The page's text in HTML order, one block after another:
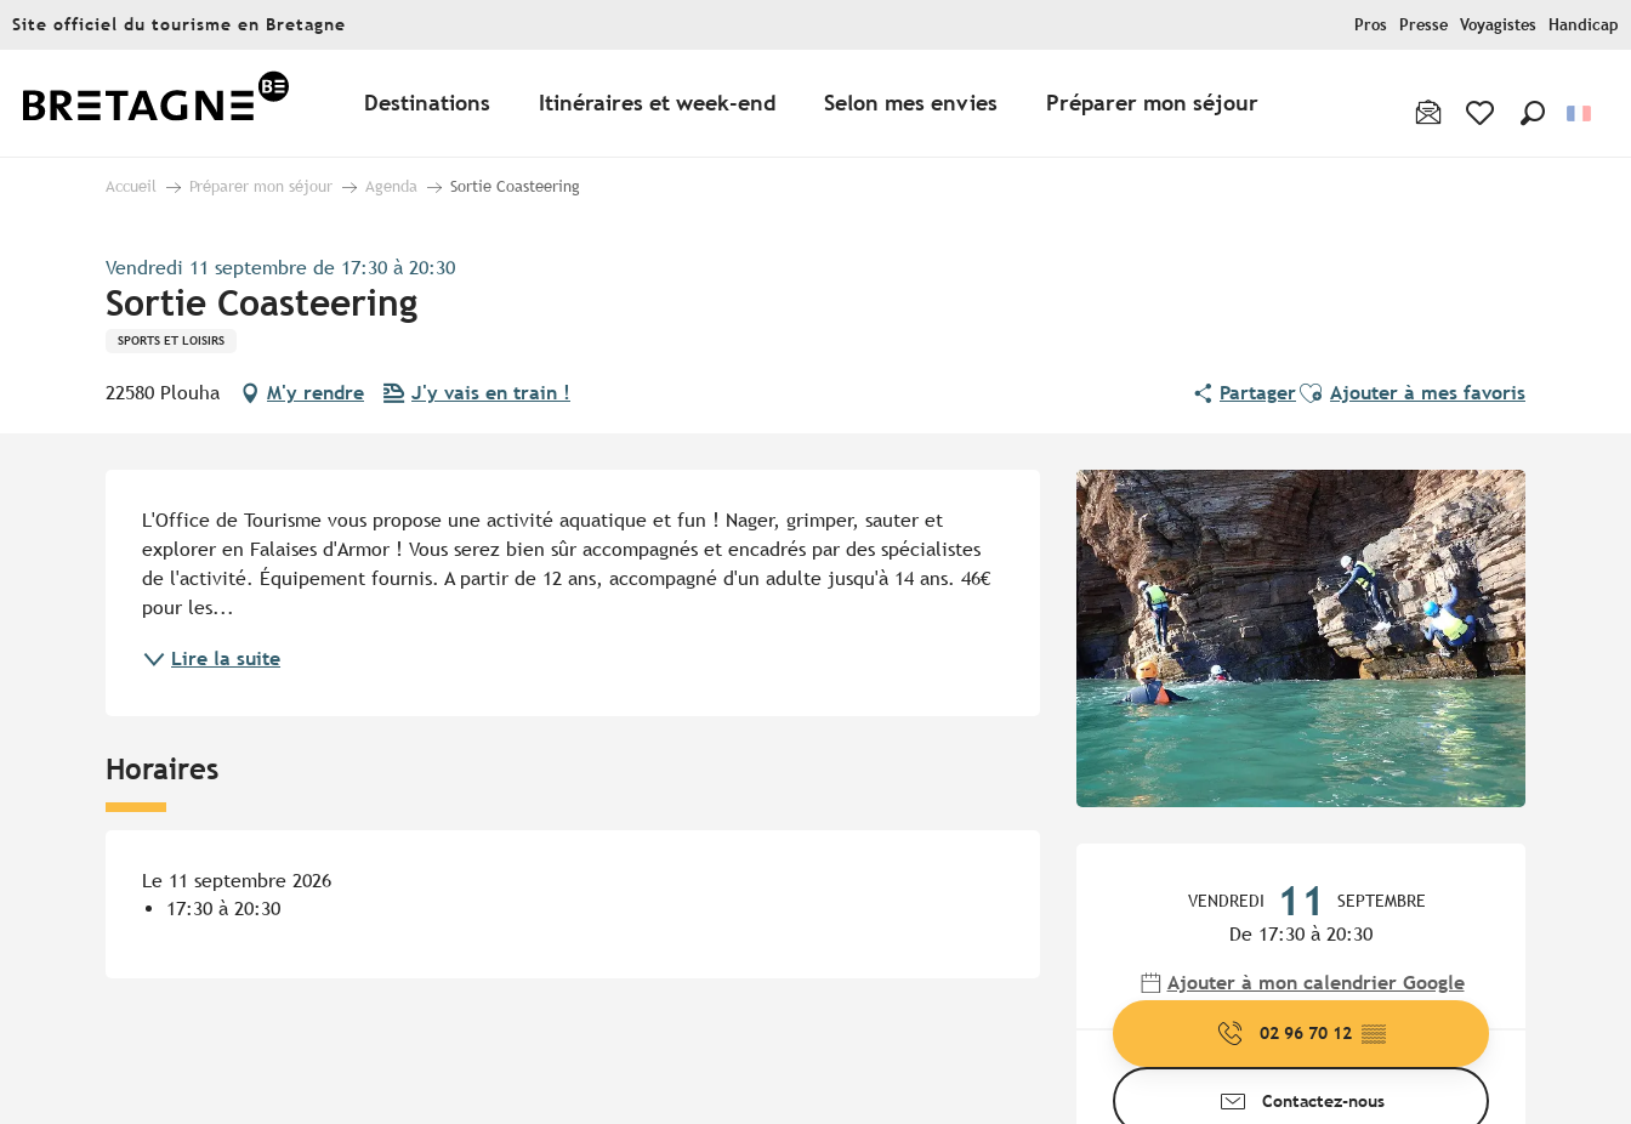
Aller
principal
Site officiel du tourisme en Bretagne Pros Presse Voyagistes Handicap
Destinations Itinéraires et week-end Selon mes envies Préparer mon séjour
Accueil Préparer mon séjour Agenda Sortie Coasteering
Vendredi 11 septembre de 17:30 à 20:30
Sortie Coasteering
SPORTS ET LOISIRS
22580 Plouha M'y rendre J'y vais en train ! PartagerAjouter aux favoris
Ajouter à mes favoris
VENDREDI 11 SEPTEMBRE
De 17:30 à 20:30
Ajouter à mon calendrier Google
02 96 70 12 ▒▒
Contactez-nous
L'Office de Tourisme vous propose une activité aquatique et fun ! Nager, grimper, sauter et
explorer en Falaises d'Armor ! Vous serez bien sûr accompagnés et encadrés par des spécialistes
de l'activité. Équipement fournis. A partir de 12 ans, accompagné d'un adulte jusqu'à 14 ans. 46€
pour les...
Lire la suite
Horaires
Le 11 septembre 2026
17:30 à 20:30